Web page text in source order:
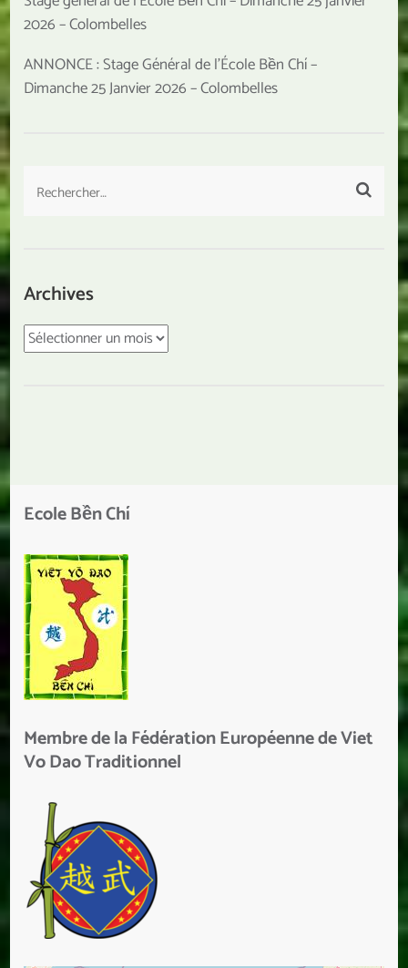
2026 – Colombelles
ANNONCE : Stage Général de l’École Bền Chí –
Dimanche 25 Janvier 2026 – Colombelles
Rechercher :
Archives
Archives
Ecole Bền Chí
Membre de la Fédération Européenne de Viet
Vo Dao Traditionnel